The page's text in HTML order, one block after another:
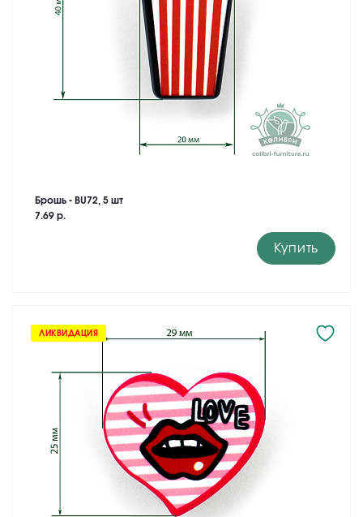
Брошь - BU72, 5 шт
7.69 р.
Купить
ЛИКВИДАЦИЯ